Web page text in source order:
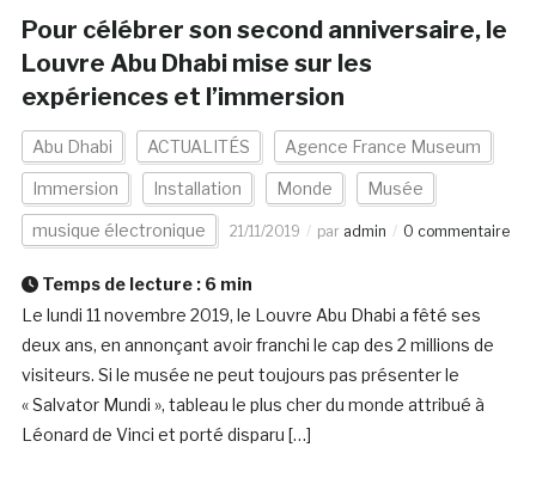
Pour célébrer son second anniversaire, le
Louvre Abu Dhabi mise sur les
expériences et l’immersion
Abu Dhabi ACTUALITÉS Agence France Museum
Immersion Installation Monde Musée
musique électronique 21/11/2019 par admin 0 commentaire
Temps de lecture : 6 min
Le lundi 11 novembre 2019, le Louvre Abu Dhabi a fêté ses
deux ans, en annonçant avoir franchi le cap des 2 millions de
visiteurs. Si le musée ne peut toujours pas présenter le
« Salvator Mundi », tableau le plus cher du monde attribué à
Léonard de Vinci et porté disparu […]